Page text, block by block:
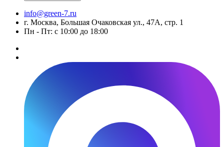
info@green-7.ru
г. Москва, Большая Очаковская ул., 47А, стр. 1
Пн - Пт: с 10:00 до 18:00